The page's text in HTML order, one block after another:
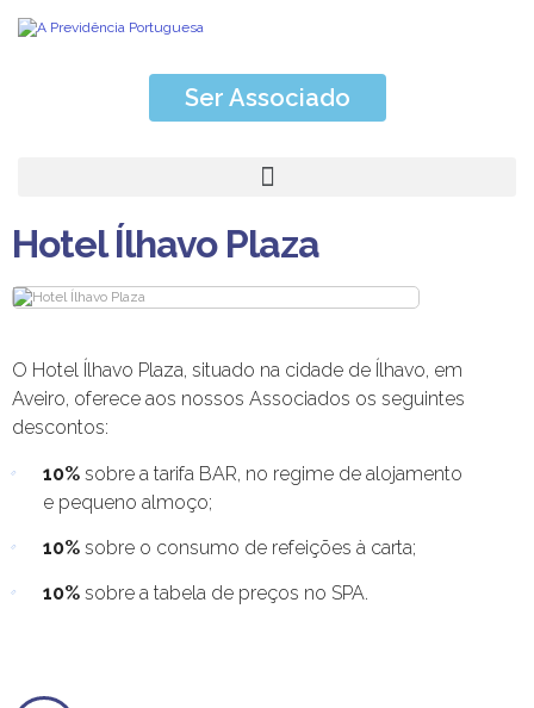
Ser Associado
Hotel Ílhavo Plaza
O Hotel Ílhavo Plaza, situado na cidade de Ílhavo, em
Aveiro, oferece aos nossos Associados os seguintes
descontos:
10% sobre a tarifa BAR, no regime de alojamento
e pequeno almoço;
10% sobre o consumo de refeições à carta;
10% sobre a tabela de preços no SPA.